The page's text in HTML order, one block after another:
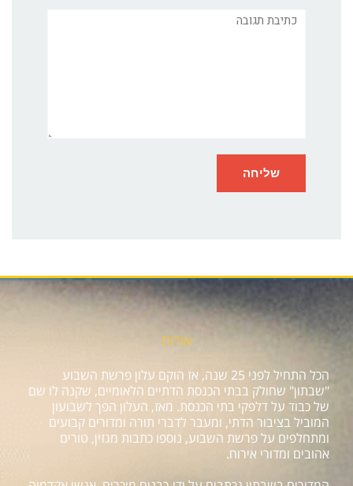
תגובה
אודות
הכל התחיל לפני 25 שנה, אז הוקם עלון פרשת השבוע
"שבתון" שחולק בבתי הכנסת הדתיים הלאומיים, שקנה לו שם
של כבוד על דלפקי בתי הכנסת. מאז, העלון הפך לשבועון
המוביל בציבור הדתי, ומעבר לדברי תורה ומדורים קבועים
ומתחלפים על פרשת השבוע, נוספו כתבות מגזין, טורים
אהובים ומדורי אירוח.